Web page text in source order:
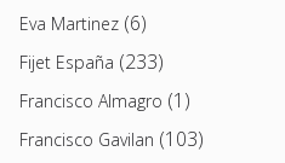
Eva Martinez (6)
Fijet España (233)
Francisco Almagro (1)
Francisco Gavilan (103)